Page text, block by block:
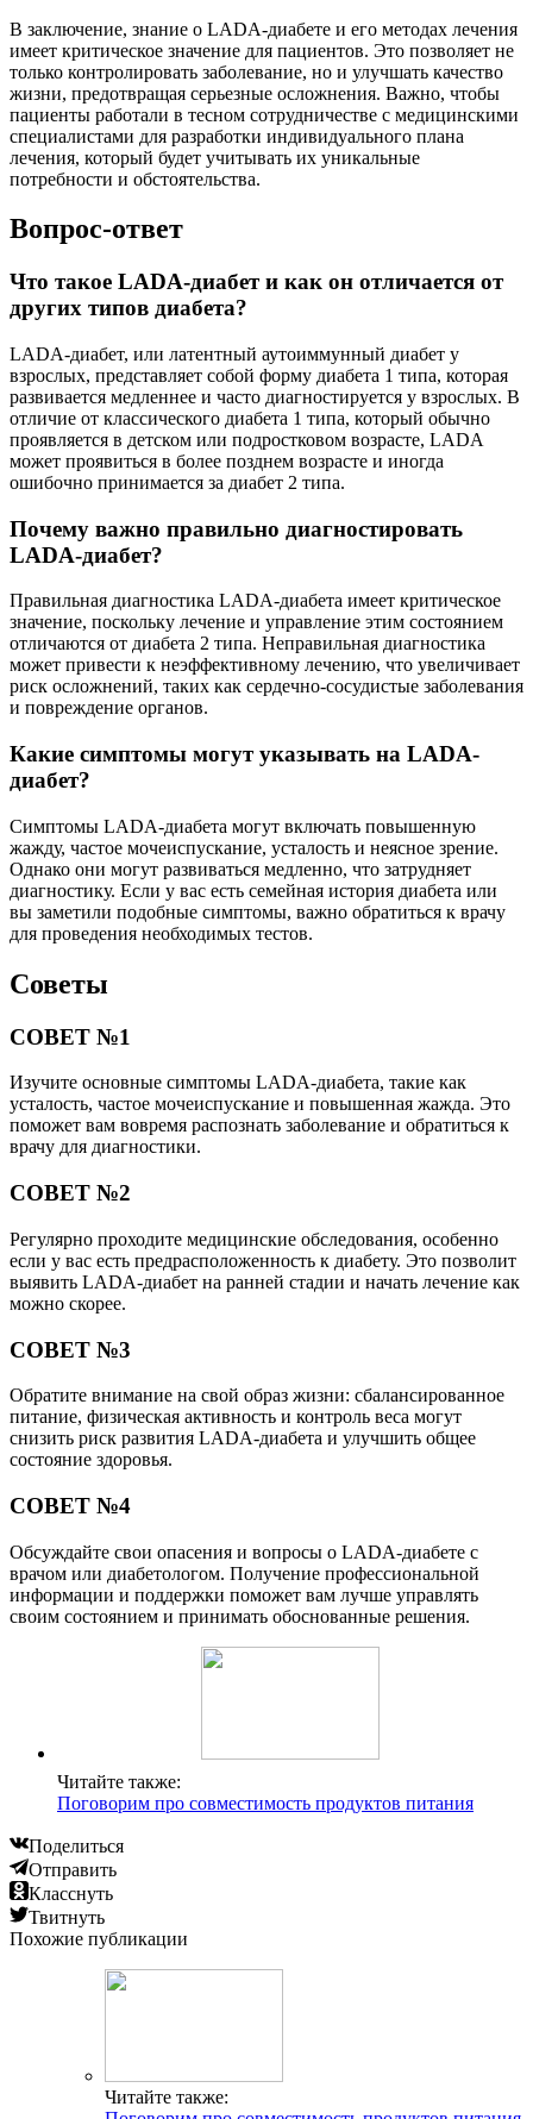
В заключение, знание о LADA-диабете и его методах лечения
имеет критическое значение для пациентов. Это позволяет не
только контролировать заболевание, но и улучшать качество
жизни, предотвращая серьезные осложнения. Важно, чтобы
пациенты работали в тесном сотрудничестве с медицинскими
специалистами для разработки индивидуального плана
лечения, который будет учитывать их уникальные
потребности и обстоятельства.
Вопрос-ответ
Что такое LADA-диабет и как он отличается от
других типов диабета?
LADA-диабет, или латентный аутоиммунный диабет у
взрослых, представляет собой форму диабета 1 типа, которая
развивается медленнее и часто диагностируется у взрослых. В
отличие от классического диабета 1 типа, который обычно
проявляется в детском или подростковом возрасте, LADA
может проявиться в более позднем возрасте и иногда
ошибочно принимается за диабет 2 типа.
Почему важно правильно диагностировать
LADA-диабет?
Правильная диагностика LADA-диабета имеет критическое
значение, поскольку лечение и управление этим состоянием
отличаются от диабета 2 типа. Неправильная диагностика
может привести к неэффективному лечению, что увеличивает
риск осложнений, таких как сердечно-сосудистые заболевания
и повреждение органов.
Какие симптомы могут указывать на LADA-
диабет?
Симптомы LADA-диабета могут включать повышенную
жажду, частое мочеиспускание, усталость и неясное зрение.
Однако они могут развиваться медленно, что затрудняет
диагностику. Если у вас есть семейная история диабета или
вы заметили подобные симптомы, важно обратиться к врачу
для проведения необходимых тестов.
Советы
СОВЕТ №1
Изучите основные симптомы LADA-диабета, такие как
усталость, частое мочеиспускание и повышенная жажда. Это
поможет вам вовремя распознать заболевание и обратиться к
врачу для диагностики.
СОВЕТ №2
Регулярно проходите медицинские обследования, особенно
если у вас есть предрасположенность к диабету. Это позволит
выявить LADA-диабет на ранней стадии и начать лечение как
можно скорее.
СОВЕТ №3
Обратите внимание на свой образ жизни: сбалансированное
питание, физическая активность и контроль веса могут
снизить риск развития LADA-диабета и улучшить общее
состояние здоровья.
СОВЕТ №4
Обсуждайте свои опасения и вопросы о LADA-диабете с
врачом или диабетологом. Получение профессиональной
информации и поддержки поможет вам лучше управлять
своим состоянием и принимать обоснованные решения.
Читайте также:
Поговорим про совместимость продуктов питания
Поделиться
Отправить
Класснуть
Твитнуть
Похожие публикации
Читайте также: